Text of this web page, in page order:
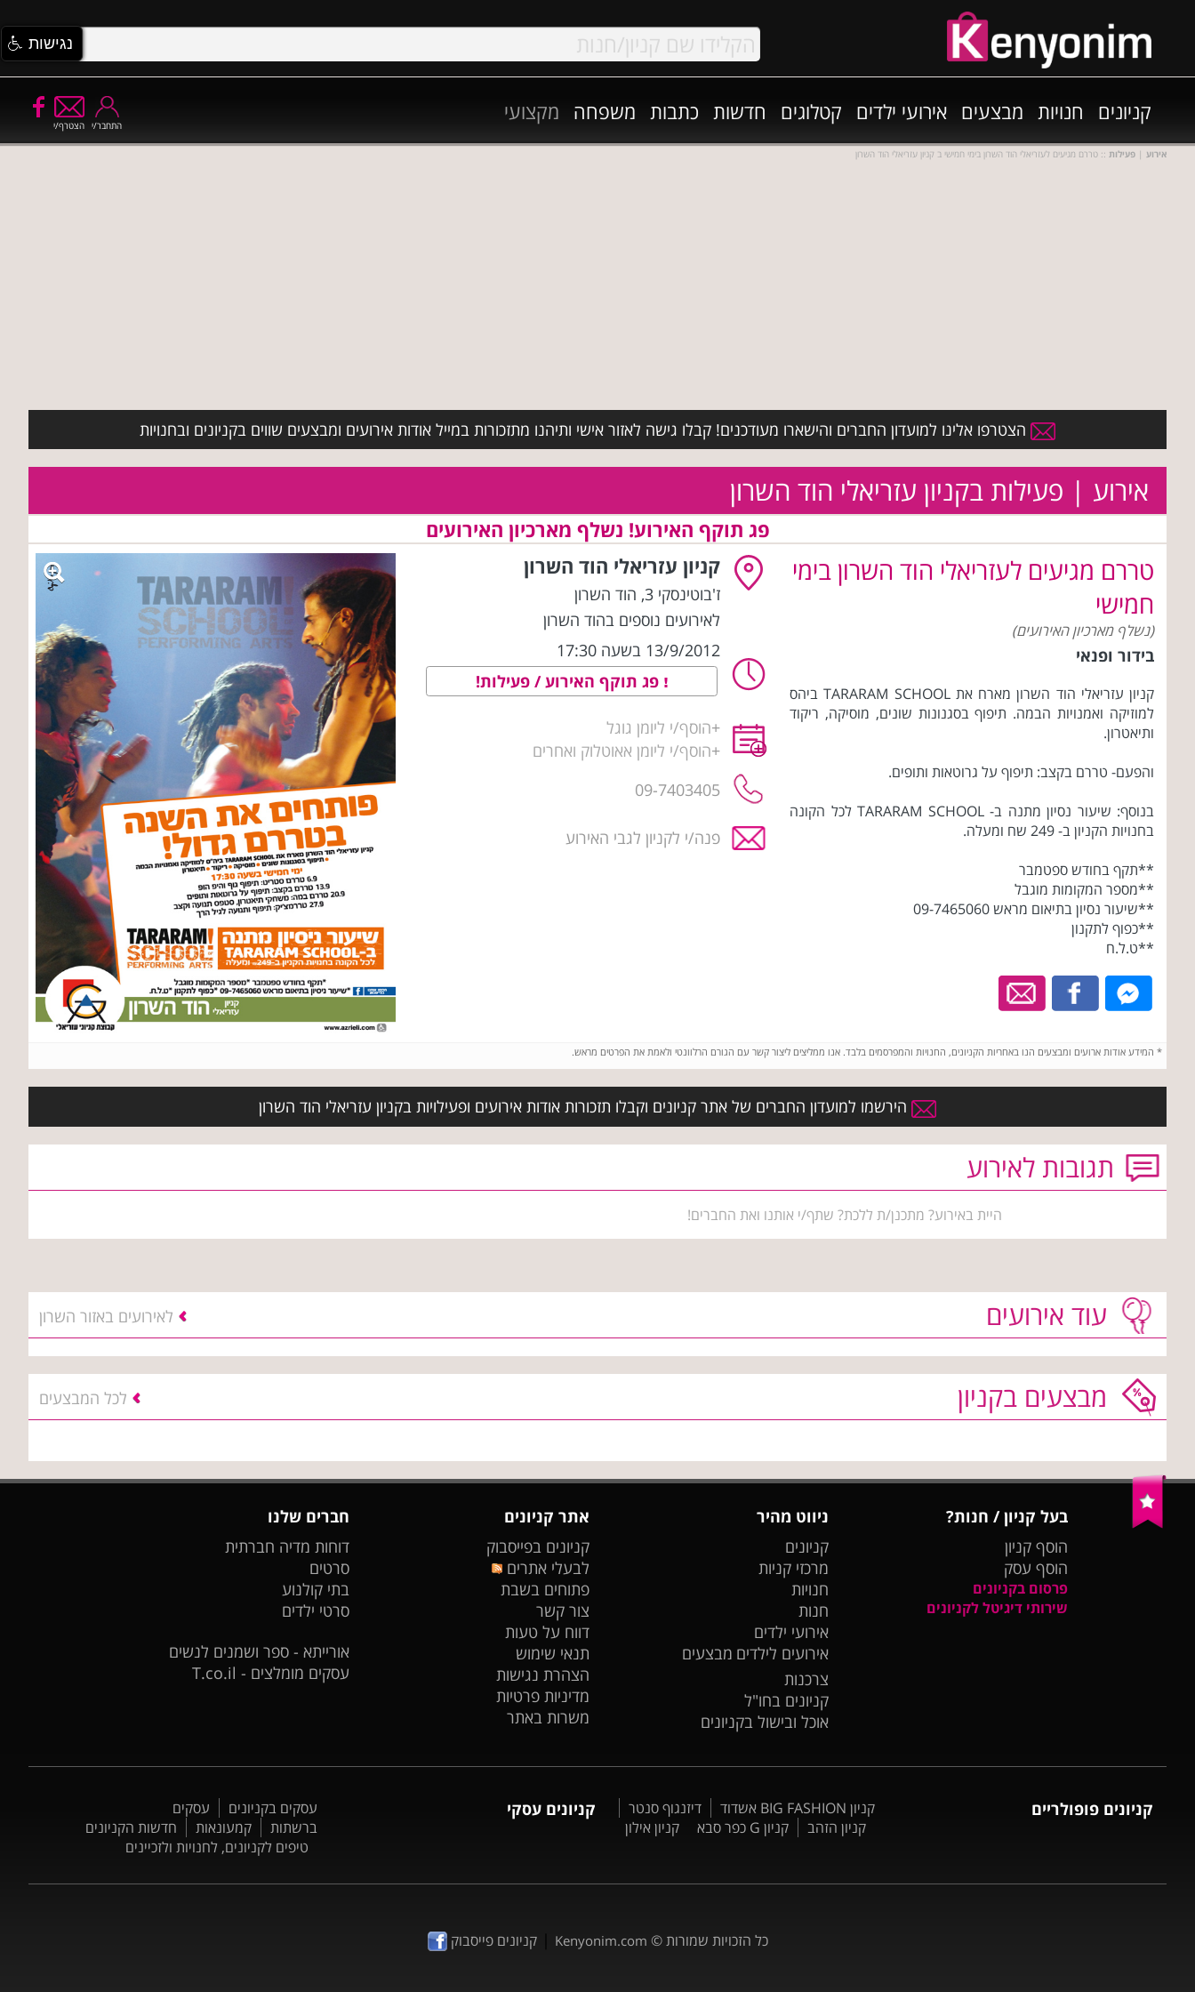
קניונים חנויות מבצעים אירועי ילדים קטלוגים חדשות כתבות משפחה מקצועי
הצטרף/י התחבר/י
אירוע | פעילות :: טררם מגיעים לעזריאלי הוד השרון בימי חמישי ב קניון עזריאלי הוד השרון
הצטרפו אלינו למועדון החברים והישארו מעודכנים! קבלו גישה לאזור אישי ותיהנו מתזכורות במייל אודות אירועים ומבצעים שווים בקניונים ובחנויות
אירוע | פעילות בקניון עזריאלי הוד השרון
פג תוקף האירוע! נשלף מארכיון האירועים
טררם מגיעים לעזריאלי הוד השרון בימי
חמישי
(נשלף מארכיון האירועים)
בידור ופנאי
קניון עזריאלי הוד השרון מארח את TARARAM SCHOOL ביהס
למוזיקה ואמנויות הבמה. תיפוף בסגנונות שונים, מוסיקה, ריקוד
ותיאטרון.
והפעם- טררם בקצב: תיפוף על גרוטאות ותופים.
בנוסף: שיעור נסיון מתנה ב- TARARAM SCHOOL לכל הקונה
בחנויות הקניון ב- 249 שח ומעלה.
**תקף בחודש ספטמבר
**מספר המקומות מוגבל
**שיעור נסיון בתיאום מראש 09-7465060
**כפוף לתקנון
**ט.ל.ח
קניון עזריאלי הוד השרון
ז'בוטינסקי 3 , הוד השרון
לאירועים נוספים בהוד השרון
13/9/2012 בשעה 17:30
פג תוקף האירוע / פעילות!
+הוסף/י ליומן גוגל
+הוסף/י ליומן אאוטלוק ואחרים
09-7403405
פנה/י לקניון לגבי האירוע
* המידע אודות ארועים ומבצעים הנו באחריות הקניונים, החנויות והמפרסמים בלבד. אנו ממליצים ליצור קשר עם הגורם הרלוונטי ולאמת את הפרטים מראש.
הירשמו למועדון החברים של אתר קניונים וקבלו תזכורות אודות אירועים ופעילויות בקניון עזריאלי הוד השרון
תגובות לאירוע
היית באירוע? מתכנן/ת ללכת? שתף/י אותנו ואת החברים!
עוד אירועים לאירועים באזור השרון
מבצעים בקניון לכל המבצעים
בעל קניון / חנות?
הוסף קניון
הוסף עסק
פרסום בקניונים
שירותי דיגיטל לקניונים
ניווט מהיר
קניונים
מרכזי קניות
חנויות
חנות
אירועי ילדים
אירועים לילדים מבצעים
צרכנות
קניונים בחו"ל
אוכל ובישול בקניונים
אתר קניונים
קניונים בפייסבוק
לבעלי אתרים
פתוחים בשבת
צור קשר
דווח על טעות
תנאי שימוש
הצהרת נגישות
מדיניות פרטיות
משרות באתר
חברים שלנו
דוחות מדיה חברתית
סרטים
בתי קולנוע
סרטי ילדים
אורייתא - ספר ושמנים לנשים
עסקים מומלצים - T.co.il
קניונים פופולריים קניון BIG FASHION אשדוד
דיזנגוף סנטר
קניון הזהב
קניון G כפר סבא קניון אילון
קניונים עסקי עסקים בקניונים
עסקים
ברשתות
קמעונאות
חדשות הקניונים
טיפים לקניונים, לחנויות ולזכיינים
כל הזכויות שמורות © Kenyonim.com
|קניונים פייסבוק
נגישות